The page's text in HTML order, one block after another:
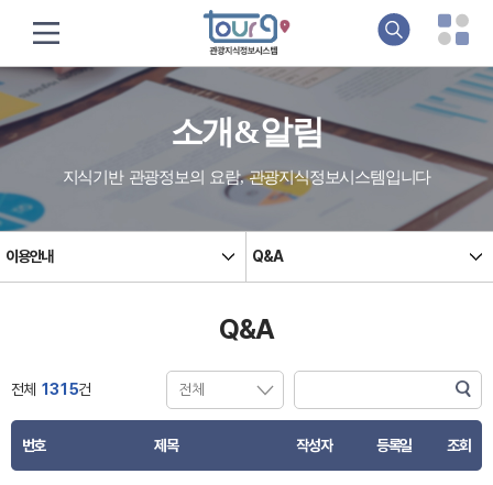
소개&알림
지식기반 관광정보의 요람, 관광지식정보시스템입니다
이용안내 Q&A
Q&A
전체 1315건
번호 제목 작성자 등록일 조회